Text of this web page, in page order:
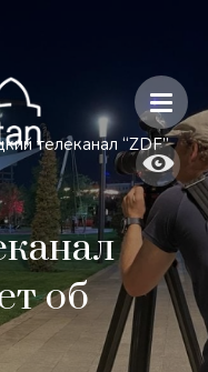
по Узбекистану
телеканал “ZDF”
об